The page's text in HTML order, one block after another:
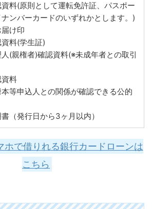
料(原則として運転免許証、パスポー
ナンバーカードのいずれかとします。)
け印
料(学生証)
(親権者)確認資料(※未成年者との取引
料
等申込人との関係が確認できる公的
（発行日から3ヶ月以内）
ホで借りれる銀行カードローンは
こちら